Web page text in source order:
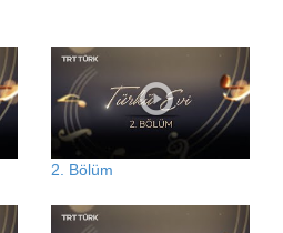
2. Bölüm